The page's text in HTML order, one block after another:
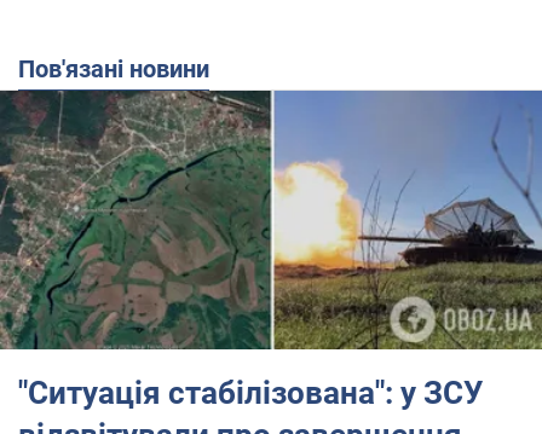
Пов'язані новини
"Ситуація стабілізована": у ЗСУ